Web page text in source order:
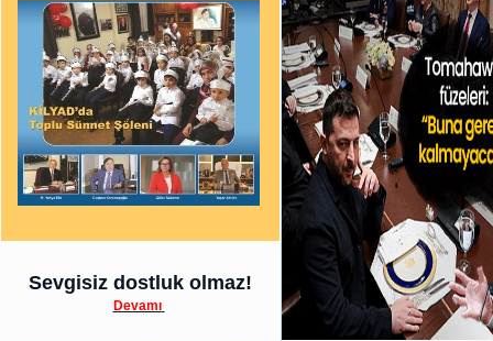
Sevgisiz dostluk olmaz!
Devamı